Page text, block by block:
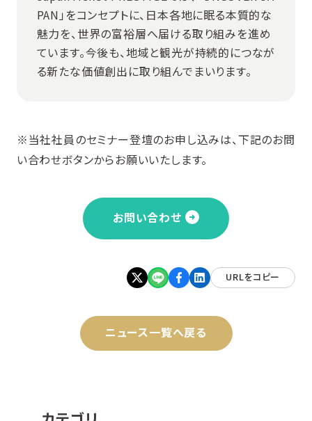
PAN」をコンセプトに、日本各地に眠る本質的な
魅力を、世界の富裕層へ届ける取り組みを進め
ています。今後も、地域と観光が持続的につなが
る新たな価値創出に取り組んでまいります。
※当社社員のセミナー登壇のお申し込みは、下記のお問
い合わせボタンからお願いいたします。
お問い合わせ
URLをコピー
ニュース一覧へ戻る